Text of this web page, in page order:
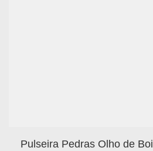
Pulseira Pedras Olho de Boi